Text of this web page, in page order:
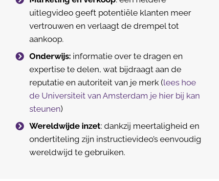
uitlegvideo geeft potentiële klanten meer
vertrouwen en verlaagt de drempel tot
aankoop.
Onderwijs: informatie over te dragen en
expertise te delen, wat bijdraagt aan de
reputatie en autoriteit van je merk (lees hoe
de Universiteit van Amsterdam je hier bij kan
steunen)
Wereldwijde inzet: dankzij meertaligheid en
ondertiteling zijn instructievideo’s eenvoudig
wereldwijd te gebruiken.